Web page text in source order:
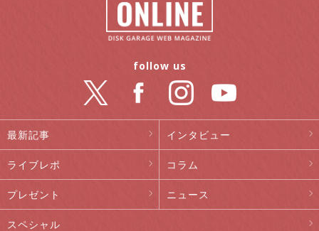
最新記事 インタビュー
ライブレポ コラム
プレゼント ニュース
スペシャル
follow us